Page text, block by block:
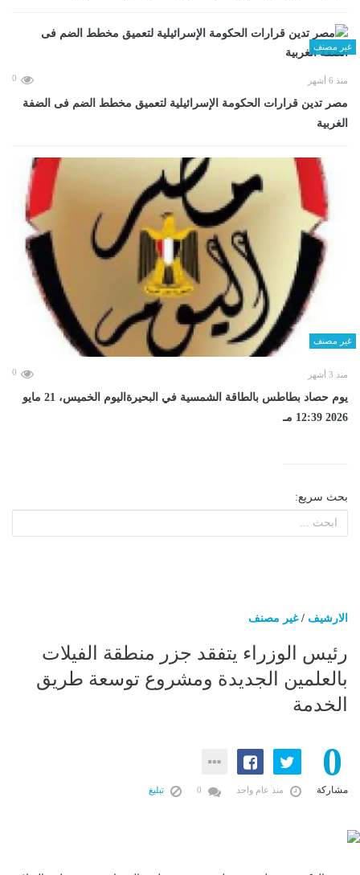
غير مصنف
منذ 6 أشهر 0
مصر تدين قرارات الحكومة الإسرائيلية لتعميق مخطط الضم فى الضفة
الغربية
غير مصنف
منذ 3 أشهر 0
يوم حصاد بطاطس بالطاقة الشمسية في البحيرةاليوم الخميس، 21 مايو
2026 12:39 مـ
بحث سريع:
الارشيف /غير مصنف
رئيس الوزراء يتفقد جزر منطقة الفيلات
بالعلمين الجديدة ومشروع توسعة طريق
الخدمة
0
مشاركة منذ عام واحد تبليغ